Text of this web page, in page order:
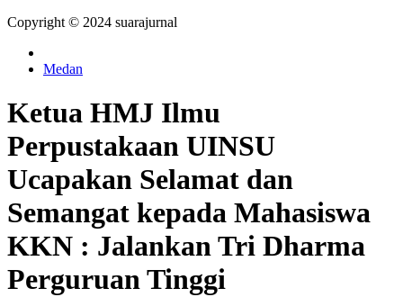
Copyright © 2024 suarajurnal
Medan
Ketua HMJ Ilmu
Perpustakaan UINSU
Ucapakan Selamat dan
Semangat kepada Mahasiswa
KKN : Jalankan Tri Dharma
Perguruan Tinggi